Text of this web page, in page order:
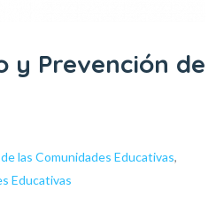
y Prevención de
las Comunidades Educativas,
Educativas